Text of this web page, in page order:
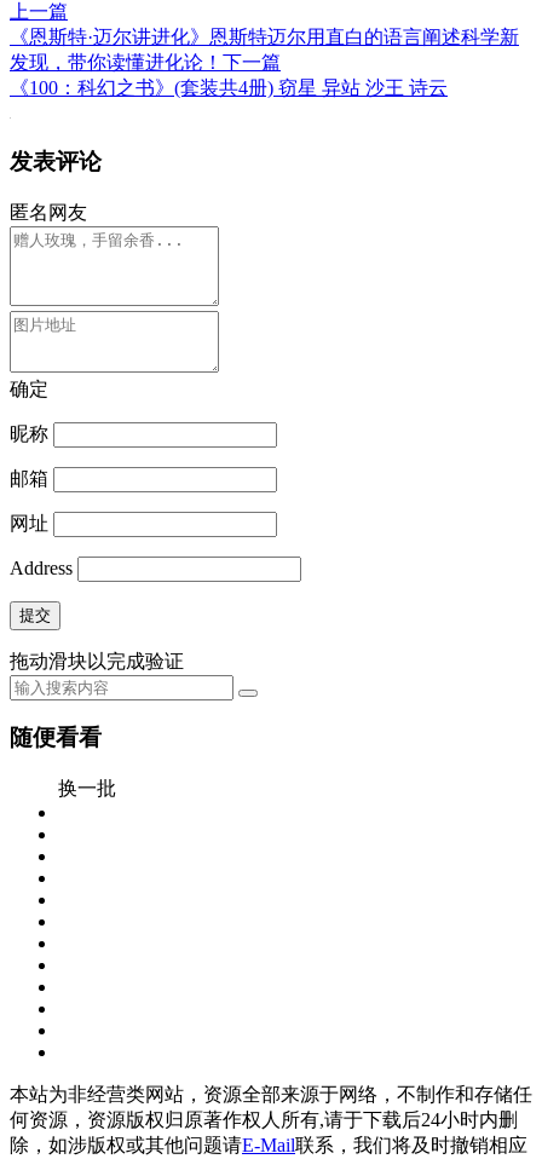
上一篇
《恩斯特·迈尔讲进化》恩斯特迈尔用直白的语言阐述科学新
发现，带你读懂进化论！ 下一篇
《100：科幻之书》(套装共4册) 窃星 异站 沙王 诗云
发表评论
匿名网友
确定
昵称
邮箱
网址
Address
提交
拖动滑块以完成验证
随便看看
换一批
本站为非经营类网站，资源全部来源于网络，不制作和存储任
何资源，资源版权归原著作权人所有,请于下载后24小时内删
除，如涉版权或其他问题请E-Mail联系，我们将及时撤销相应